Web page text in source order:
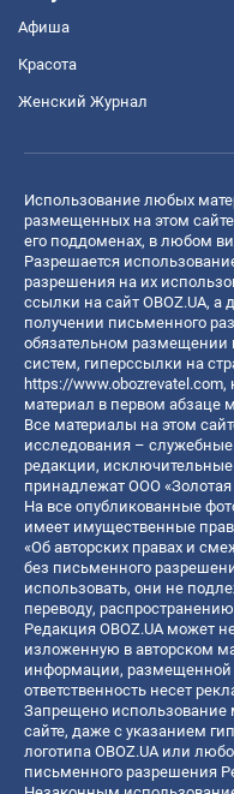
Афиша
Красота
Женский Журнал
Использование любых
размещенных на этом сайте
его поддоменах, в любом
Разрешается
разрешения на их
ссылки на сайт OBOZ.UA, а
получении письменного
обязательном размещении
систем, гиперссылки на
https://www.obozrevatel.com,
материал в первом абзаце
Все материалы на этом
исследования –
редакции,
принадлежат ООО «Золотая
На все опубликованные
имеет имущественные
«Об авторских правах и
без письменного
использовать, они не
переводу,
Редакция OBOZ.UA может
изложенную в авторском
информации, размещенной
ответственность несет
Запрещено использование
сайте, даже с указанием
логотипа OBOZ.UA или
письменного разрешения